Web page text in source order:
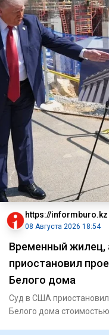
https://informburo.kz
08 Августа 2026 18:54
Временный жилец,
приостановил
Белого дома
Суд в США
Белого дома